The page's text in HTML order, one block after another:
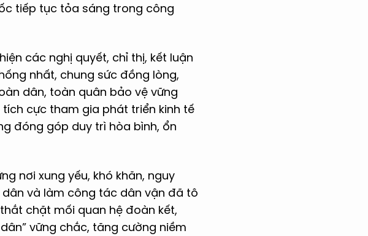
tiếp tục tỏa sáng trong công
các nghị quyết, chỉ thị, kết luận
nhất, chung sức đồng lòng,
dân, toàn quân bảo vệ vững
cực tham gia phát triển kinh tế
đóng góp duy trì hòa bình, ổn
nơi xung yếu, khó khăn, nguy
và làm công tác dân vận đã tô
chặt mối quan hệ đoàn kết,
vững chắc, tăng cường niềm